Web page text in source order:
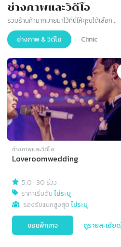
ช่างภาพและวิดีโอ
รวมร้านค้ามากมายมาไว้ที่นี่ให้คุณได้เลือก...
ช่างภาพ & วิดีโอ
Clinic
Slide 1 of 9
ช่างภาพและวิดีโอ
Loveroomwedding
5.0 · 30 รีวิว
ราคาเริ่มต้นไม่ระบุ
รองรับแขกสูงสุดไม่ระบุ
ขอแพ็กเกจ ดูรายละเอียด